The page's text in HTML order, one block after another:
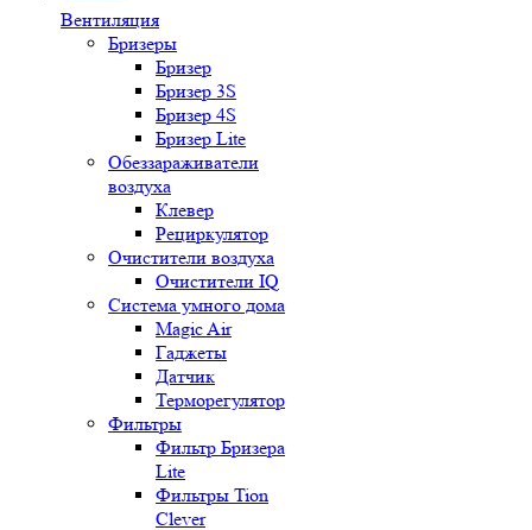
Вентиляция
Бризеры
Бризер
Бризер 3S
Бризер 4S
Бризер Lite
Обеззараживатели
воздуха
Клевер
Рециркулятор
Очистители воздуха
Очистители IQ
Система умного дома
Magic Air
Гаджеты
Датчик
Терморегулятор
Фильтры
Фильтр Бризера
Lite
Фильтры Tion
Clever